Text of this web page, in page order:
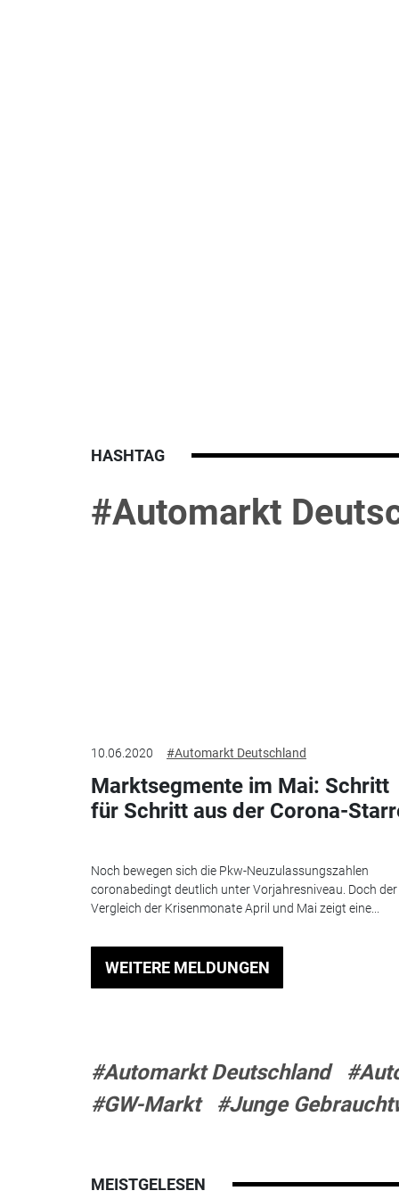
HASHTAG
#Automarkt
10.06.2020 #Automarkt Deutschland
Marktsegmente im Mai: Schritt
für Schritt aus der Corona-
Noch bewegen sich die Pkw-Neuzulassungszahlen
coronabedingt deutlich unter Vorjahresniveau. Doch der
Vergleich der Krisenmonate April und Mai zeigt eine...
WEITERE MELDUNGEN
#Automarkt Deutschland
#GW-Markt
#Junge
MEISTGELESEN